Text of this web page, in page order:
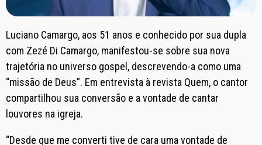
Luciano Camargo, aos 51 anos e conhecido por sua dupla
com Zezé Di Camargo, manifestou-se sobre sua nova
trajetória no universo gospel, descrevendo-a como uma
“missão de Deus”. Em entrevista à revista Quem, o cantor
compartilhou sua conversão e a vontade de cantar
louvores na igreja.
“Desde que me converti tive de cara uma vontade de